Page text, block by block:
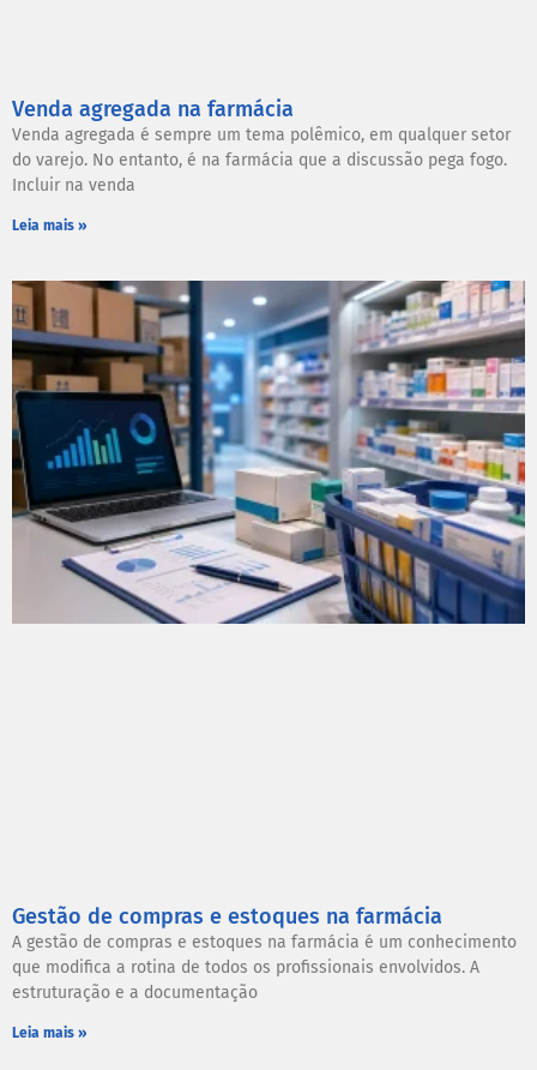
Venda agregada na farmácia
Venda agregada é sempre um tema polêmico, em qualquer setor
do varejo. No entanto, é na farmácia que a discussão pega fogo.
Incluir na venda
Leia mais »
Gestão de compras e estoques na farmácia
A gestão de compras e estoques na farmácia é um conhecimento
que modifica a rotina de todos os profissionais envolvidos. A
estruturação e a documentação
Leia mais »